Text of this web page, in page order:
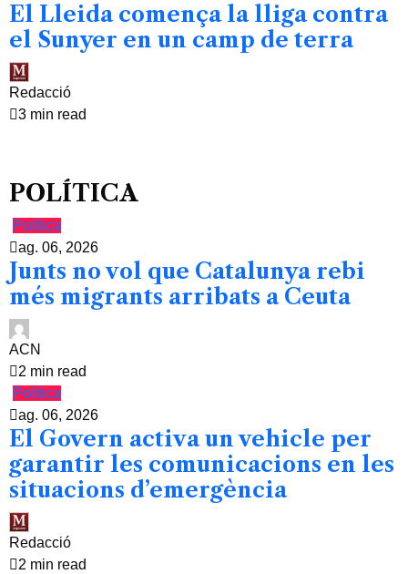
El Lleida comença la lliga contra
el Sunyer en un camp de terra
Redacció
3 min read
POLÍTICA
Política
ag. 06, 2026
Junts no vol que Catalunya rebi
més migrants arribats a Ceuta
ACN
2 min read
Política
ag. 06, 2026
El Govern activa un vehicle per
garantir les comunicacions en les
situacions d’emergència
Redacció
2 min read